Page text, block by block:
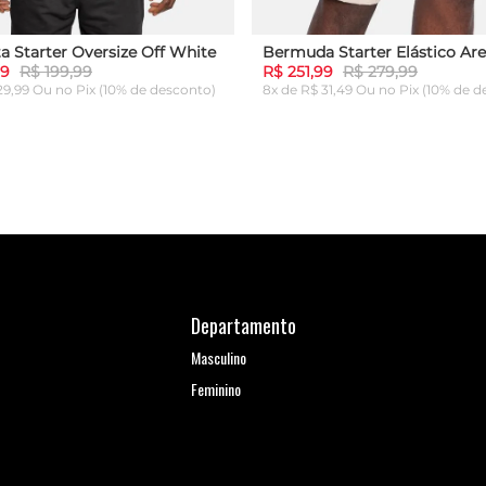
Starter Oversize Off White
R$ 199,99
Ou no Pix (10% de desconto)
Bermuda Starter Elástico
R$ 251,99 R$ 279,99
8x de R$ 31,49 Ou no Pix (10% de
Departamento
Masculino
Feminino